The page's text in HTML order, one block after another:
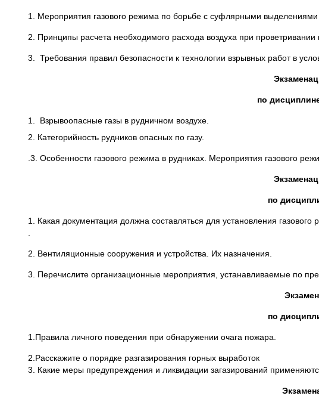
1. Мероприятия газового режима по борьбе с суфлярными выделениями
2. Принципы расчета необходимого расхода воздуха при
3. Требования правил безопасности к технологии взрывных работ в
по
1. Взрывоопасные газы в рудничном воздухе.
2. Категорийность рудников опасных по газу.
.3. Особенности газового режима в рудниках. Мероприятия газового
по
1. Какая документация должна составляться для установления газового
2. Вентиляционные сооружения и устройства. Их назначения.
3. Перечислите организационные мероприятия, устанавливаемые по
по
1.Правила личного поведения при обнаружении очага пожара.
2.Расскажите о порядке разгазирования горных выработок
3. Какие меры предупреждения и ликвидации загазирований